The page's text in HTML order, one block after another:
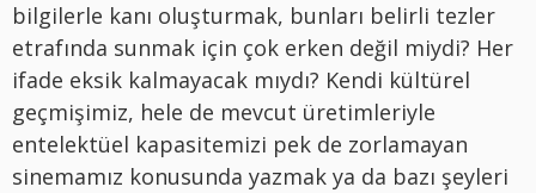
bilgilerle kanı oluşturmak, bunları belirli tezler
etrafında sunmak için çok erken değil miydi? Her
ifade eksik kalmayacak mıydı? Kendi kültürel
geçmişimiz, hele de mevcut üretimleriyle
entelektüel kapasitemizi pek de zorlamayan
sinemamız konusunda yazmak ya da bazı şeyleri